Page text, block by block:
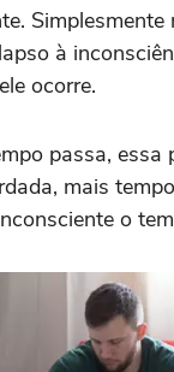
Simplesmente
à
ocorre.
passa, essa
mais
o